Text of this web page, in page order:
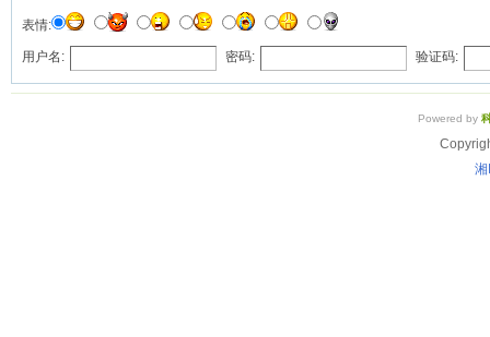
表情:
用户名: 密码: 验证码:
Powered by